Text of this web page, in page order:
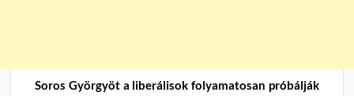
Soros Györgyöt a liberálisok folyamatosan próbálják